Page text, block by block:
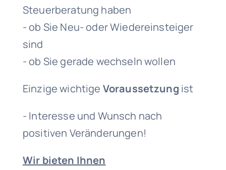
Steuerberatung haben
- ob Sie Neu- oder Wiedereinsteiger
sind
- ob Sie gerade wechseln wollen
Einzige wichtige Voraussetzung ist
- Interesse und Wunsch nach
positiven Veränderungen!
Wir bieten Ihnen